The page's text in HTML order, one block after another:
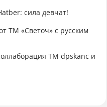
сила девчат!
ТМ «Светоч» с русским
TM dpskanc и